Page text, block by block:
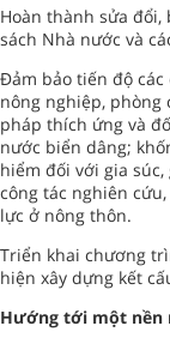
Hoàn thành sửa đổi,
sách Nhà nước và
Ðảm bảo tiến độ
nông nghiệp,
pháp thích ứng và
nước biển dâng;
hiểm đối với gia
công tác nghiên
lực ở nông thôn.
Triển khai chương
hiện xây dựng kết
Hướng tới một nền